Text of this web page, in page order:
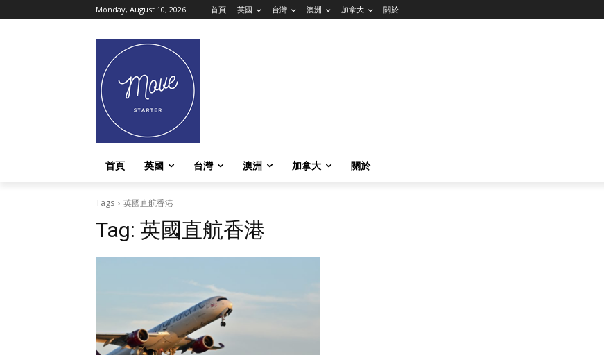
Monday, August 10, 2026 首頁 英國 台灣 澳洲 加拿大 關於
首頁 英國 台灣 澳洲 加拿大 關於
Tags 英國直航香港
Tag: 英國直航香港